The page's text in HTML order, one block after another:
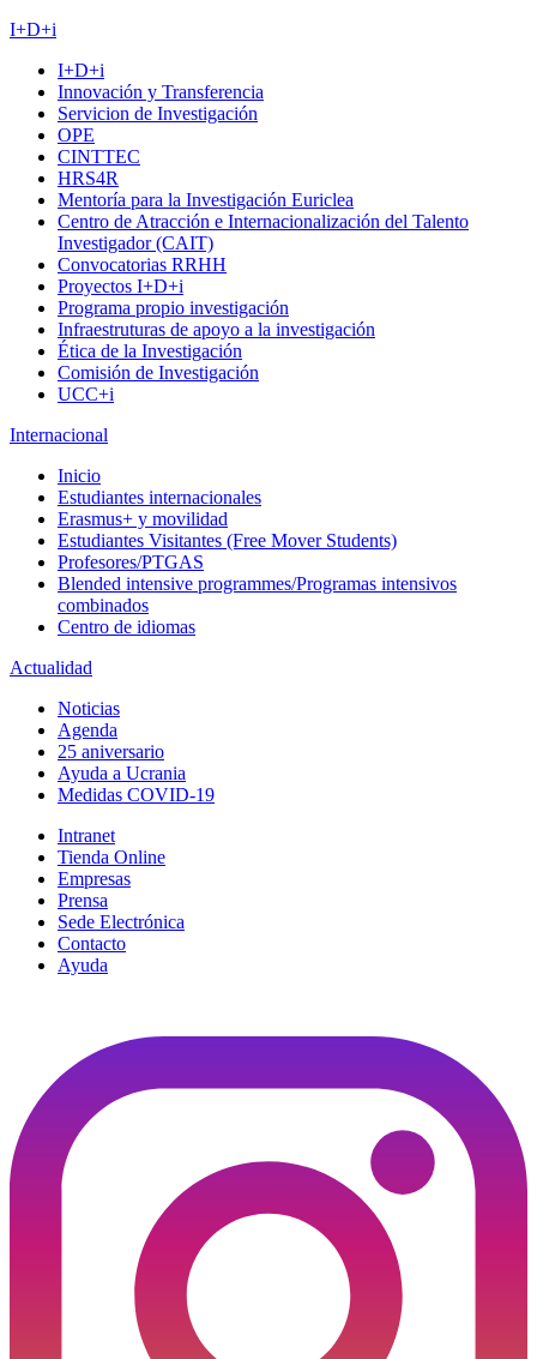
I+D+i
I+D+i
Innovación y Transferencia
Servicion de Investigación
OPE
CINTTEC
HRS4R
Mentoría para la Investigación Euriclea
Centro de Atracción e Internacionalización del Talento
Investigador (CAIT)
Convocatorias RRHH
Proyectos I+D+i
Programa propio investigación
Infraestruturas de apoyo a la investigación
Ética de la Investigación
Comisión de Investigación
UCC+i
Internacional
Inicio
Estudiantes internacionales
Erasmus+ y movilidad
Estudiantes Visitantes (Free Mover Students)
Profesores/PTGAS
Blended intensive programmes/Programas intensivos
combinados
Centro de idiomas
Actualidad
Noticias
Agenda
25 aniversario
Ayuda a Ucrania
Medidas COVID-19
Intranet
Tienda Online
Empresas
Prensa
Sede Electrónica
Contacto
Ayuda